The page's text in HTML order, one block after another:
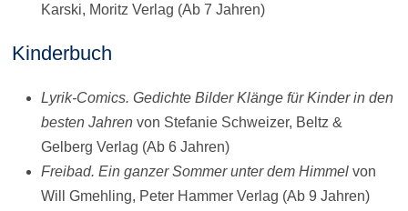
Karski, Moritz Verlag (Ab 7 Jahren)
Kinderbuch
Lyrik-Comics. Gedichte Bilder Klänge für Kinder in den
besten Jahrenvon Stefanie Schweizer, Beltz &
Gelberg Verlag (Ab 6 Jahren)
Freibad. Ein ganzer Sommer unter dem Himmelvon
Will Gmehling, Peter Hammer Verlag (Ab 9 Jahren)